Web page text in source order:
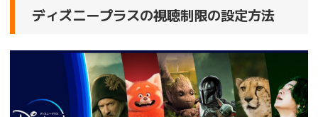
ディズニープラスの視聴制限の設定方法